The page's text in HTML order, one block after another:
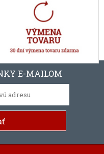
E-MAILOM